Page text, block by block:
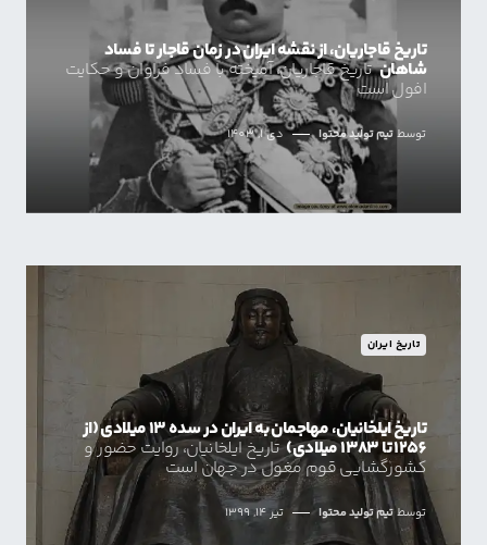
تاریخ قاجاریان، از نقشه ایران در زمان قاجار تا فساد
شاهانتاریخ قاجاریان، آمیخته با فساد فراوان و حکایت
افول است
توسطتیم تولید محتوا دی 1, 1403
تاریخ ایران
تاریخ ایلخانیان، مهاجمان به ایران در سده 13 میلادی (از
1256 تا 1383 میلادی) تاریخ ایلخانیان، روایت حضور و
کشورگشایی قوم مغول در جهان است
توسطتیم تولید محتوا تیر 14, 1399